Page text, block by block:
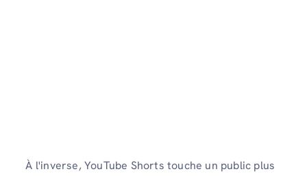
À l'inverse, YouTube Shorts touche un public plus